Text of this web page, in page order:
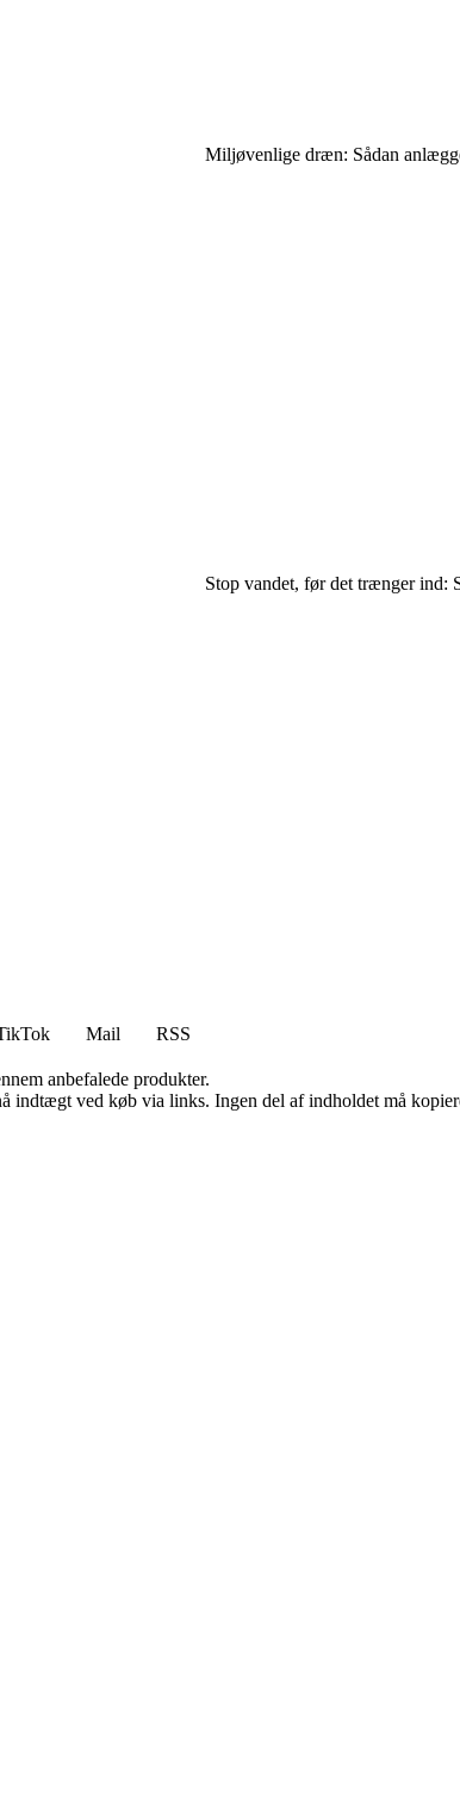
Miljøvenlige dræn: Sådan
Stop vandet, før det trænger ind:
Mail
RSS
anbefalede produkter.
ved køb via links. Ingen del af indholdet må